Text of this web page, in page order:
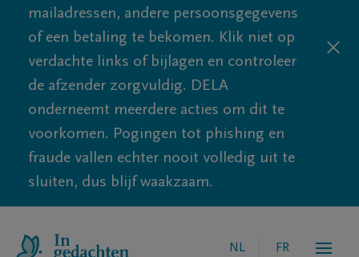
mailadressen, andere persoonsgegevens
of een betaling te bekomen. Klik niet op
verdachte links of bijlagen en controleer
de afzender zorgvuldig. DELA
onderneemt meerdere acties om dit te
voorkomen. Pogingen tot phishing en
fraude vallen echter nooit volledig uit te
sluiten, dus blijf waakzaam.
NL FR